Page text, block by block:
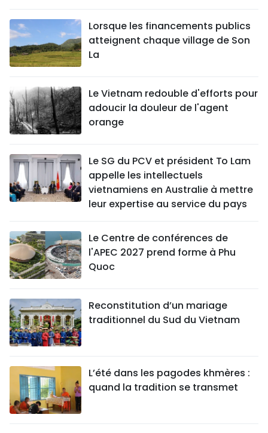
Lorsque les financements publics
atteignent chaque village de Son
La
Le Vietnam redouble d'efforts pour
adoucir la douleur de l'agent
orange
Le SG du PCV et président To Lam
appelle les intellectuels
vietnamiens en Australie à mettre
leur expertise au service du pays
Le Centre de conférences de
l'APEC 2027 prend forme à Phu
Quoc
Reconstitution d’un mariage
traditionnel du Sud du Vietnam
L’été dans les pagodes khmères :
quand la tradition se transmet